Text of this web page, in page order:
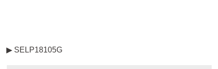
▶ SELP18105G